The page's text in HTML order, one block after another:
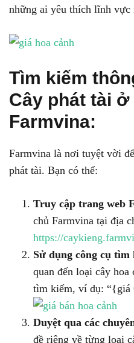
những ai yêu thích lĩnh vực
Tìm kiếm
Cây phát tài
Farmvina:
Farmvina là nơi tuyệt vời
phát tài. Bạn có thể:
Truy cập trang web
chủ Farmvina tại địa
https://
Sử dụng công cụ tìm
quan đến loại cây hoa
tìm kiếm, ví dụ: “{giá
Duyệt qua các
đề riêng về từng loại